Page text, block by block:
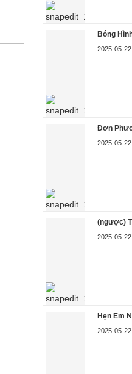
Bóng
2025-05-
Đơn
2025-05-
(ngược)
2025-05-
Hẹn Em
2025-05-